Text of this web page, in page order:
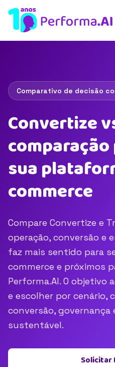
Comparativo de decisão
Convertize
sua
commerce
Compare Convertize e
operação, conversão e
faz mais sentido para
commerce e próximos
Performa.AI. O objetivo
e escolher por cenário,
conversão, governança
sustentável.
Solicitar